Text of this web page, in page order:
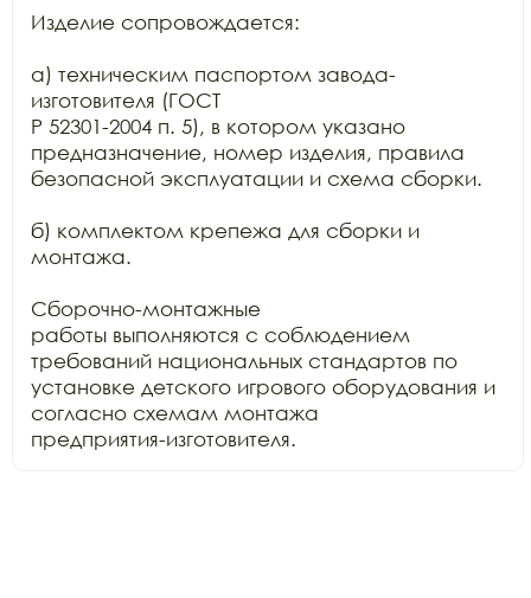
Изделие сопровождается:
а) техническим паспортом завода-
изготовителя (ГОСТ
Р 52301-2004 п. 5), в котором указано
предназначение, номер изделия, правила
безопасной эксплуатации и схема сборки.
б) комплектом крепежа для сборки и
монтажа.
Сборочно-монтажные
работы выполняются с соблюдением
требований национальных стандартов по
установке детского игрового оборудования и
согласно схемам монтажа
предприятия-изготовителя.